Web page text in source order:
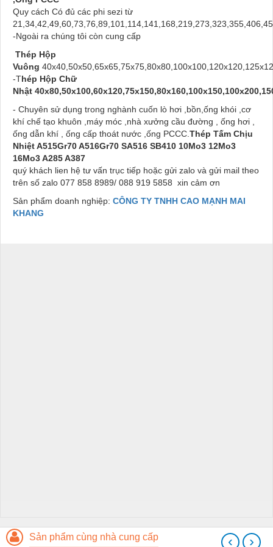
Quy cách Có đủ các phi sezi từ
-Ngoài ra chúng tôi còn cung cấp
Thép Hộp
Vuông
-Thép Hộp Chữ
Nhật
- Chuyên sử dụng trong nghành cuốn lò hơi ,bồn,ống khói ,cơ
khí chế tạo khuôn ,máy móc ,nhà xưởng cầu đường , ống hơi ,
ống dẫn khí , ống cấp thoát nước ,ống PCCC. Thép Tấm Chịu
Nhiệt A515Gr70 A516Gr70 SA516 SB410 10Mo3 12Mo3
16Mo3 A285 A387
quý khách lien hệ tư vấn trục tiếp hoặc gửi zalo và gửi mail theo
trên số zalo 077 858 8989/ 088 919 5858 xin cảm ơn
Sản phẩm doanh nghiệp: CÔNG TY TNHH CAO MẠNH MAI
KHANG
Sản phẩm cùng nhà cung cấp ‹ ›